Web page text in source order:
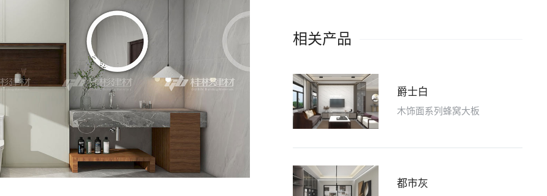
相关产品
爵士白
木饰面系列蜂窝大板
都市灰